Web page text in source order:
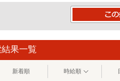
果一覧
新着順 時給順